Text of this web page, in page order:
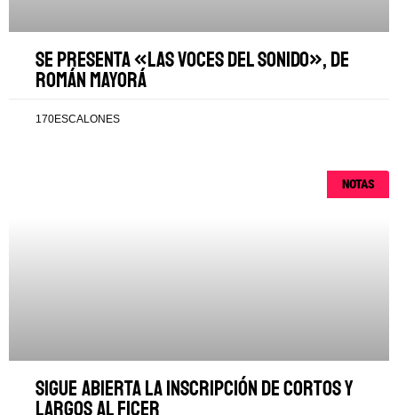
Se presenta «Las voces del sonido», de
Román Mayorá
170ESCALONES
NOTAS
Sigue abierta la inscripción de cortos y
largos al FICER